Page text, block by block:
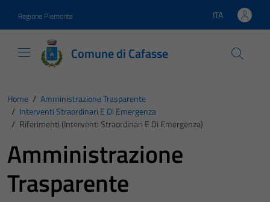
Regione Piemonte Lingua attiva:
ITA
Comune di Cafasse
Home / Amministrazione Trasparente
/ Interventi Straordinari E Di Emergenza
/ Riferimenti (Interventi Straordinari E Di Emergenza)
Amministrazione
Trasparente